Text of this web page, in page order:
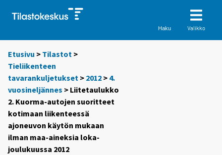
Haku Valikko
Etusivu > Tilastot >
Tieliikenteen
tavarankuljetukset > 2012 > 4.
vuosineljännes > Liitetaulukko
2. Kuorma-autojen suoritteet
kotimaan liikenteessä
ajoneuvon käytön mukaan
ilman maa-aineksia loka-
joulukuussa 2012